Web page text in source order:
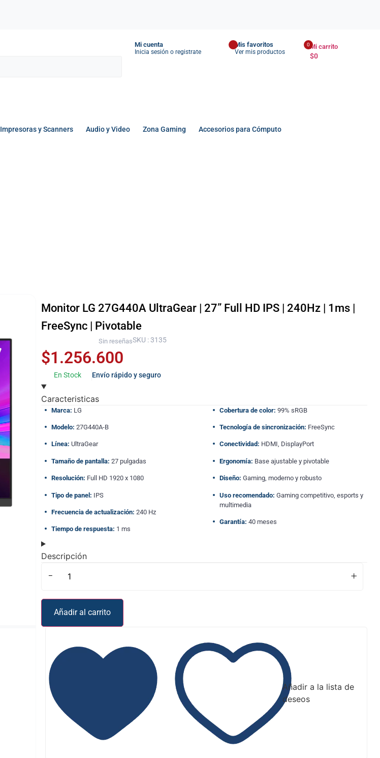
Mi cuenta
Inicia sesión o registrate
Mis favoritos
Ver mis productos
0Mi carrito
$0
Impresoras y Scanners Audio y Video Zona Gaming Accesorios para Cómputo
Monitor LG 27G440A UltraGear | 27” Full HD IPS | 240Hz | 1ms |
FreeSync | Pivotable
Sin reseñasSKU : 3135
$1.256.600
En Stock Envío rápido y seguro
Caracteristicas
Marca: LG
Modelo: 27G440A-B
Línea: UltraGear
Tamaño de pantalla: 27 pulgadas
Resolución: Full HD 1920 x 1080
Tipo de panel: IPS
Frecuencia de actualización: 240 Hz
Tiempo de respuesta: 1 ms
Cobertura de color: 99% sRGB
Tecnología de sincronización: FreeSync
Conectividad: HDMI, DisplayPort
Ergonomía: Base ajustable y pivotable
Diseño: Gaming, moderno y robusto
Uso recomendado: Gaming competitivo, esports y
multimedia
Garantía: 40 meses
Descripción
- +
Añadir al carrito
Añadir a la lista de
deseos